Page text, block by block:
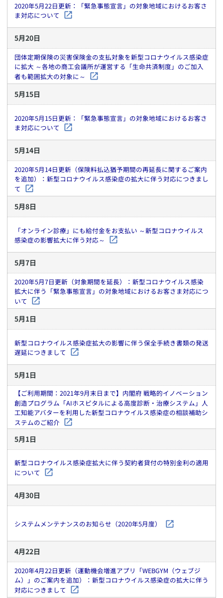
2020年5月22日更新：「緊急事態宣言」の対象地域におけるお客さ
ま対応について
5月20日
団体定期保険の災害保険金の支払対象を新型コロナウイルス感染症
に拡大 ～各地の商工会議所が運営する「生命共済制度」のご加入
者も範囲拡大の対象に～
5月15日
2020年5月15日更新：「緊急事態宣言」の対象地域におけるお客さ
ま対応について
5月14日
2020年5月14日更新（保険料払込猶予期間の再延長に関するご案内
を追加）：新型コロナウイルス感染症の拡大に伴う対応につきまし
て
5月8日
「オンライン診療」にも給付金をお支払い ～新型コロナウイルス
感染症の影響拡大に伴う対応～
5月7日
2020年5月7日更新（対象期間を延長）：新型コロナウイルス感染
拡大に伴う「緊急事態宣言」の対象地域におけるお客さま対応につ
いて
5月1日
新型コロナウイルス感染症拡大の影響に伴う保全手続き書類の発送
遅延につきまして
5月1日
【ご利用期間：2021年9月末日まで】内閣府 戦略的イノベーション
創造プログラム「AIホスピタルによる高度診断・治療システム」人
工知能アバターを利用した新型コロナウイルス感染症の相談補助シ
ステムのご紹介
5月1日
新型コロナウイルス感染症拡大に伴う契約者貸付の特別金利の適用
について
4月30日
システムメンテナンスのお知らせ（2020年5月度）
4月22日
2020年4月22日更新（運動機会増進アプリ「WEBGYM（ウェブジ
ム）」のご案内を追加）：新型コロナウイルス感染症の拡大に伴う
対応につきまして